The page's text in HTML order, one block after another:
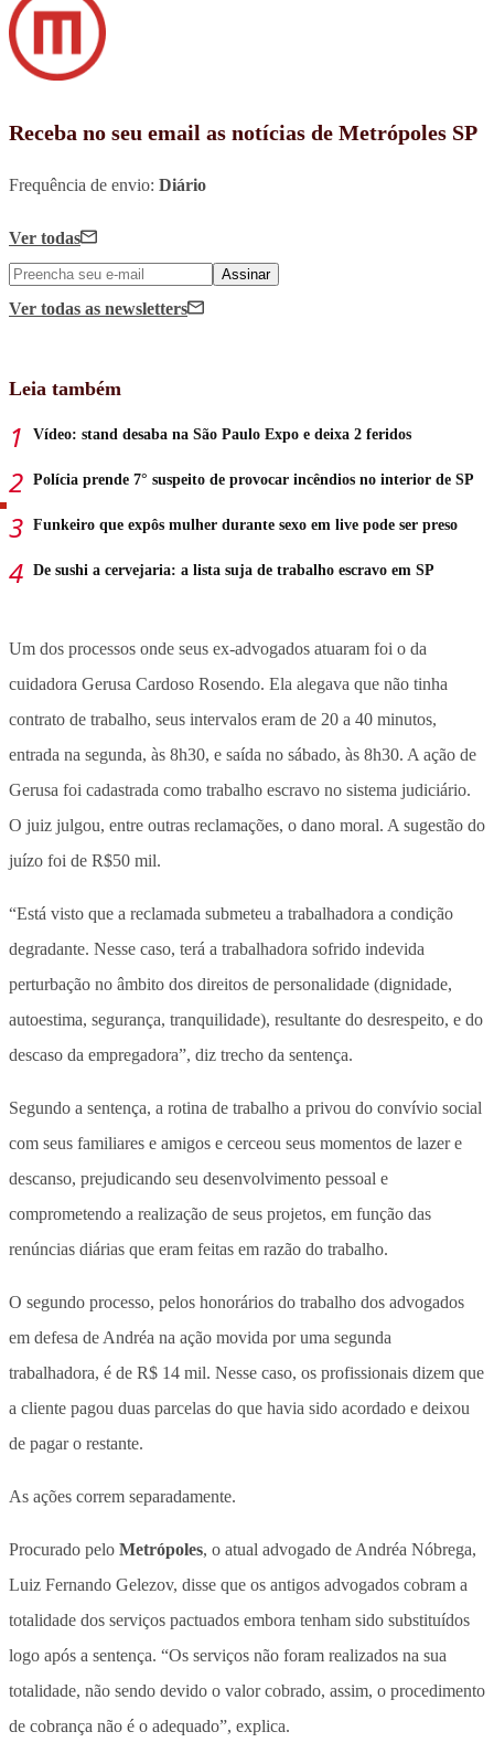
Receba no seu email as notícias de Metrópoles SP
Frequência de envio: Diário
Ver todas
Assinar
Ver todas as newsletters
Leia também
Vídeo: stand desaba na São Paulo Expo e deixa 2 feridos
Polícia prende 7° suspeito de provocar incêndios no interior de SP
Funkeiro que expôs mulher durante sexo em live pode ser preso
De sushi a cervejaria: a lista suja de trabalho escravo em SP
Um dos processos onde seus ex-advogados atuaram foi o da
cuidadora Gerusa Cardoso Rosendo. Ela alegava que não tinha
contrato de trabalho, seus intervalos eram de 20 a 40 minutos,
entrada na segunda, às 8h30, e saída no sábado, às 8h30. A ação de
Gerusa foi cadastrada como trabalho escravo no sistema judiciário.
O juiz julgou, entre outras reclamações, o dano moral. A sugestão do
juízo foi de R$50 mil.
“Está visto que a reclamada submeteu a trabalhadora a condição
degradante. Nesse caso, terá a trabalhadora sofrido indevida
perturbação no âmbito dos direitos de personalidade (dignidade,
autoestima, segurança, tranquilidade), resultante do desrespeito, e do
descaso da empregadora”, diz trecho da sentença.
Segundo a sentença, a rotina de trabalho a privou do convívio social
com seus familiares e amigos e cerceou seus momentos de lazer e
descanso, prejudicando seu desenvolvimento pessoal e
comprometendo a realização de seus projetos, em função das
renúncias diárias que eram feitas em razão do trabalho.
O segundo processo, pelos honorários do trabalho dos advogados
em defesa de Andréa na ação movida por uma segunda
trabalhadora, é de R$ 14 mil. Nesse caso, os profissionais dizem que
a cliente pagou duas parcelas do que havia sido acordado e deixou
de pagar o restante.
As ações correm separadamente.
Procurado pelo Metrópoles, o atual advogado de Andréa Nóbrega,
Luiz Fernando Gelezov, disse que os antigos advogados cobram a
totalidade dos serviços pactuados embora tenham sido substituídos
logo após a sentença. “Os serviços não foram realizados na sua
totalidade, não sendo devido o valor cobrado, assim, o procedimento
de cobrança não é o adequado”, explica.